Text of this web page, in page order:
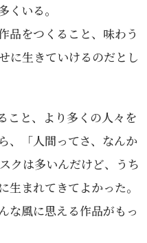
くいる。
品をつくること、味わう
に生きていけるのだとし
こと、より多くの人々を
、「人間ってさ、なんか
クは多いんだけど、うち
生まれてきてよかった。
な風に思える作品がもっ